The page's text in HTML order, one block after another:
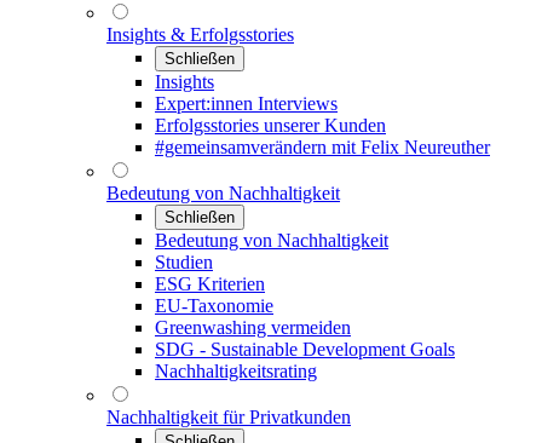
Insights & Erfolgsstories
Schließen
Insights
Expert:innen Interviews
Erfolgsstories unserer Kunden
#gemeinsamverändern mit Felix Neureuther
Bedeutung von Nachhaltigkeit
Schließen
Bedeutung von Nachhaltigkeit
Studien
ESG Kriterien
EU-Taxonomie
Greenwashing vermeiden
SDG - Sustainable Development Goals
Nachhaltigkeitsrating
Nachhaltigkeit für Privatkunden